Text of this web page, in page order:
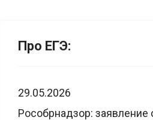
Про ЕГЭ:
29.05.2026
Рособрнадзор: заявление